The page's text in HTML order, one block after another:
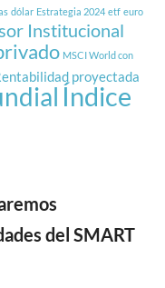
dólar Estrategia 2024 etf euro
Institucional
MSCI World con
proyectada
Índice
del SMART